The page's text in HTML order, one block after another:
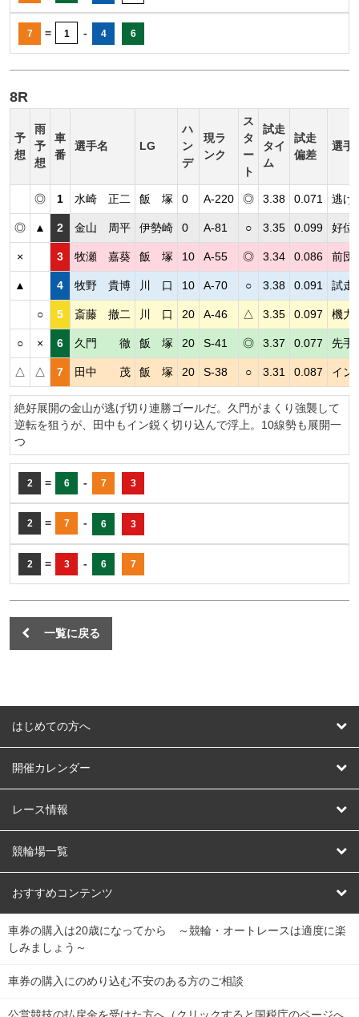
7 = 1 - 4 6
8R
予
想
雨
予
想
車
番
選手名 LG
ハ
ン
デ
現ラ
ンク
ス
タ
ー
ト
試走
タイ
ム
試走
偏差
選手
◎ 1 水崎 正二 飯 塚 0 A-220 ◎ 3.38 0.071 逃げ
◎ ▲ 2 金山 周平 伊勢崎 0 A-81 ○ 3.35 0.099 好位
× 3 牧瀬 嘉葵 飯 塚 10 A-55 ◎ 3.34 0.086 前団
▲ 4 牧野 貴博 川 口 10 A-70 ○ 3.38 0.091 試走
○ 5 斎藤 撤二 川 口 20 A-46 △ 3.35 0.097 機力
○ × 6 久門 徹 飯 塚 20 S-41 ◎ 3.37 0.077 先手
△ △ 7 田中 茂 飯 塚 20 S-38 ○ 3.31 0.087 イン
絶好展開の金山が逃げ切り連勝ゴールだ。久門がまくり強襲して
逆転を狙うが、田中もイン鋭く切り込んで浮上。10線勢も展開一
つ
2 = 6 - 7 3
2 = 7 - 6 3
2 = 3 - 6 7
一覧に戻る
はじめての方へ
はじめての方へ
開催カレンダー
競輪
オートレース
競輪くじ
Dokanto!
チャリロトプラザ
レース情報
レース予想
レース結果
キャリーオーバー一覧
競輪場一覧
北日本 函館競輪場
関
東
弥彦競輪場 前橋競輪場 取手競輪場 宇都宮競輪場
おすすめコンテンツ
競輪選手情報
Perfecta Navi
車券の購入は20歳になってから ～競輪・オートレースは適度に楽
しみましょう～
車券の購入にのめり込む不安のある方のご相談